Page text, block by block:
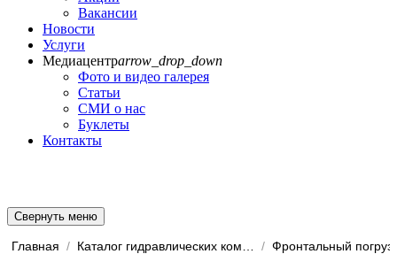
Вакансии
Новости
Услуги
Медиацентрarrow_drop_down
Фото и видео галерея
Статьи
СМИ о нас
Буклеты
Контакты
Свернуть меню
Главная / / Фронтальный